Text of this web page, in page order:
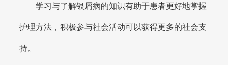
学习与了解银屑病的知识有助于患者更好地掌握
护理方法，积极参与社会活动可以获得更多的社会支
持。